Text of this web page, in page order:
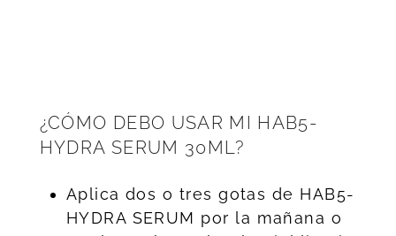
¿CÓMO DEBO USAR MI HAB5-
HYDRA SERUM 30ML?
Aplica dos o tres gotas de HAB5-
HYDRA SERUM por la mañana o